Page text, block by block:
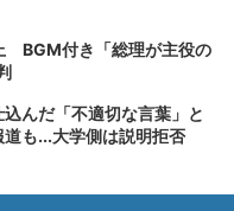
BGM付き「総理が主役の
んだ「不適切な言葉」と
も...大学側は説明拒否